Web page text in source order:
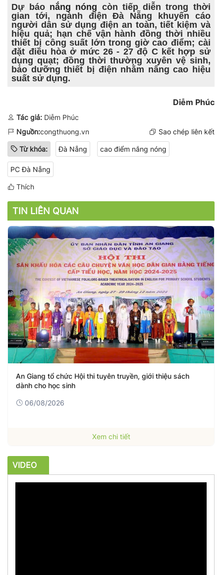
Dự báo nắng nóng còn tiếp diễn trong thời
gian tới, ngành điện Đà Nẵng khuyến cáo
người dân sử dụng điện an toàn, tiết kiệm và
hiệu quả; hạn chế vận hành đồng thời nhiều
thiết bị công suất lớn trong giờ cao điểm; cài
đặt điều hòa ở mức 26 - 27 độ C kết hợp sử
dụng quạt; đồng thời thường xuyên vệ sinh,
bảo dưỡng thiết bị điện nhằm nâng cao hiệu
suất sử dụng.
Diễm Phúc
Tác giả: Diễm Phúc
Nguồn:congthuong.vn Sao chép liên kết
Từ khóa: Đà Nẵng cao điểm nắng nóng
PC Đà Nẵng
Thích
TIN LIÊN QUAN
An Giang tổ chức Hội thi tuyên truyền, giới thiệu sách
dành cho học sinh
06/08/2026
Xem chi tiết
VIDEO